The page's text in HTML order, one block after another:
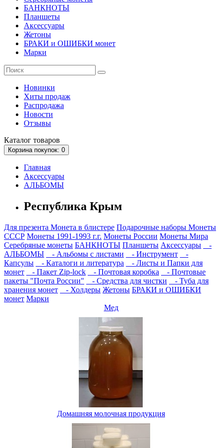
БАНКНОТЫ
Планшеты
Аксессуары
Жетоны
БРАКИ и ОШИБКИ монет
Марки
Новинки
Хиты продаж
Распродажа
Новости
Отзывы
Каталог товаров
Корзинапокупок: 0
Главная
Аксессуары
АЛЬБОМЫ
Республика Крым
Для презента Монета в блистере Подарочные наборы Монеты
СССР Монеты 1991-1993 г.г. Монеты России Монеты Мира
Серебряные монеты БАНКНОТЫ Планшеты Аксессуары
-
АЛЬБОМЫ
- Альбомы с листами - Инструмент
-
Капсулы
- Каталоги и литература
- Листы и Папки для
монет
- Пакет Zip-lock - Почтовая коробка
- Почтовые
пакеты "Почта России"
- Средства для чистки
- Туба для
хранения монет
- Холдеры Жетоны БРАКИ и ОШИБКИ
монет Марки
Мед
Домашняя молочная продукция